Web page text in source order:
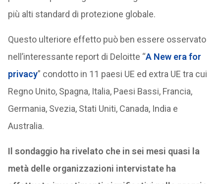
più alti standard di protezione globale.
Questo ulteriore effetto può ben essere osservato
nell’interessante report di Deloitte “A New era for
privacy” condotto in 11 paesi UE ed extra UE tra cui
Regno Unito, Spagna, Italia, Paesi Bassi, Francia,
Germania, Svezia, Stati Uniti, Canada, India e
Australia.
Il sondaggio ha rivelato che in sei mesi quasi la
metà delle organizzazioni intervistate ha